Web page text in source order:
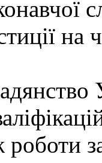
на
роботи